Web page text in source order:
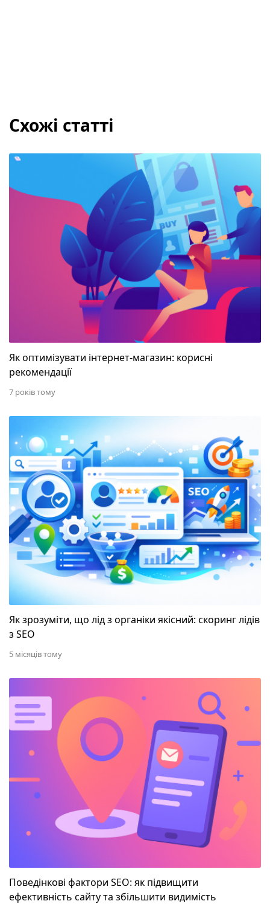
Схожі статті
Як оптимізувати інтернет-магазин: корисні
Як оптимізувати інтернет-магазин: корисні
рекомендації
7 років тому
Як зрозуміти, що лід з органіки якісний: скоринг лідів
з SEO
5 місяців тому
Поведінкові фактори SEO: як підвищити
ефективність сайту та збільшити видимість